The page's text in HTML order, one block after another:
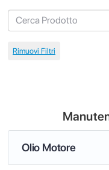
Olio Motore